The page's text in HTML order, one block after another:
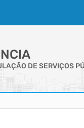
DE SERVIÇOS